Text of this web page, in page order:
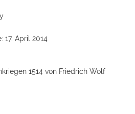
17. April 2014
1514 von Friedrich Wolf